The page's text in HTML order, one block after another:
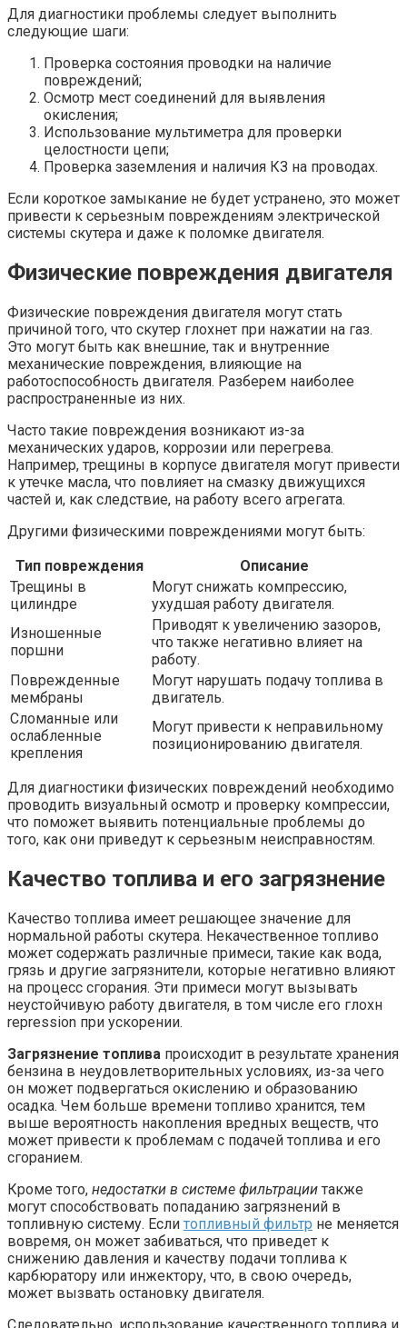
Для диагностики проблемы следует выполнить
следующие шаги:
Проверка состояния проводки на наличие
повреждений;
Осмотр мест соединений для выявления
окисления;
Использование мультиметра для проверки
целостности цепи;
Проверка заземления и наличия КЗ на проводах.
Если короткое замыкание не будет устранено, это может
привести к серьезным повреждениям электрической
системы скутера и даже к поломке двигателя.
Физические повреждения двигателя
Физические повреждения двигателя могут стать
причиной того, что скутер глохнет при нажатии на газ.
Это могут быть как внешние, так и внутренние
механические повреждения, влияющие на
работоспособность двигателя. Разберем наиболее
распространенные из них.
Часто такие повреждения возникают из-за
механических ударов, коррозии или перегрева.
Например, трещины в корпусе двигателя могут привести
к утечке масла, что повлияет на смазку движущихся
частей и, как следствие, на работу всего агрегата.
Другими физическими повреждениями могут быть:
Тип повреждения
Описание
Трещины в
цилиндре
Могут снижать компрессию,
ухудшая работу двигателя.
Изношенные
поршни
Приводят к увеличению зазоров,
что также негативно влияет на
работу.
Поврежденные
мембраны
Могут нарушать подачу топлива в
двигатель.
Сломанные или
ослабленные
крепления
Могут привести к неправильному
позиционированию двигателя.
Для диагностики физических повреждений необходимо
проводить визуальный осмотр и проверку компрессии,
что поможет выявить потенциальные проблемы до
того, как они приведут к серьезным неисправностям.
Качество топлива и его загрязнение
Качество топлива имеет решающее значение для
нормальной работы скутера. Некачественное топливо
может содержать различные примеси, такие как вода,
грязь и другие загрязнители, которые негативно влияют
на процесс сгорания. Эти примеси могут вызывать
неустойчивую работу двигателя, в том числе его глохн
repression при ускорении.
Загрязнение топлива происходит в результате хранения
бензина в неудовлетворительных условиях, из-за чего
он может подвергаться окислению и образованию
осадка. Чем больше времени топливо хранится, тем
выше вероятность накопления вредных веществ, что
может привести к проблемам с подачей топлива и его
сгоранием.
Кроме того, недостатки в системе фильтрации также
могут способствовать попаданию загрязнений в
топливную систему. Если топливный фильтр не меняется
вовремя, он может забиваться, что приведет к
снижению давления и качеству подачи топлива к
карбюратору или инжектору, что, в свою очередь,
может вызвать остановку двигателя.